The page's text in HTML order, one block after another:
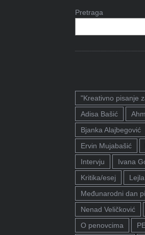
Pretraga
"Kreativno pisanje
Adisa Bašić
Bjanka Alajbegović
Ervin Mujabašić
Intervju
Ivana
Kritika/esej
Međunarodni dan
Nenad Veličković
O penovcima